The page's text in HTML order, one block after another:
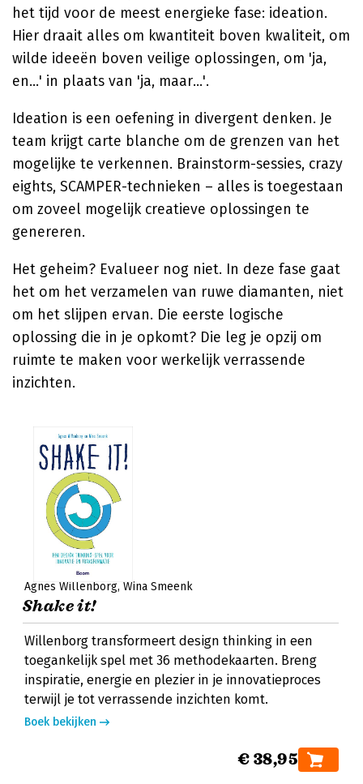
het tijd voor de meest energieke fase: ideation.
Hier draait alles om kwantiteit boven kwaliteit, om
wilde ideeën boven veilige oplossingen, om 'ja,
en...' in plaats van 'ja, maar...'.
Ideation is een oefening in divergent denken. Je
team krijgt carte blanche om de grenzen van het
mogelijke te verkennen. Brainstorm-sessies, crazy
eights, SCAMPER-technieken – alles is toegestaan
om zoveel mogelijk creatieve oplossingen te
genereren.
Het geheim? Evalueer nog niet. In deze fase gaat
het om het verzamelen van ruwe diamanten, niet
om het slijpen ervan. Die eerste logische
oplossing die in je opkomt? Die leg je opzij om
ruimte te maken voor werkelijk verrassende
inzichten.
Agnes Willenborg Wina Smeenk
Shake it!
Willenborg transformeert design thinking in een
toegankelijk spel met 36 methodekaarten. Breng
inspiratie, energie en plezier in je innovatieproces
terwijl je tot verrassende inzichten komt.
Boek bekijken
€ 38,95